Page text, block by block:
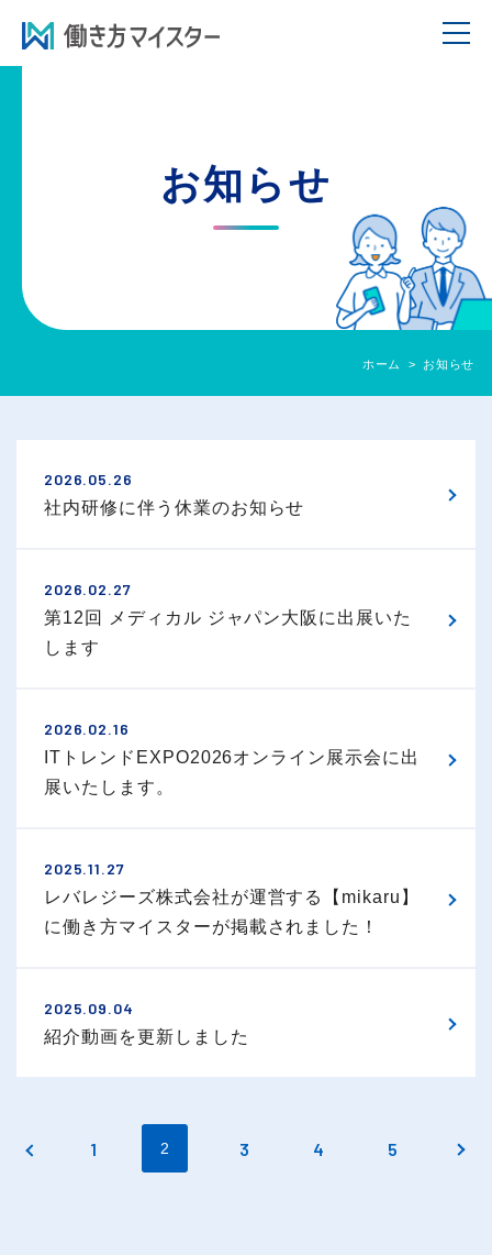
お知らせ
ホーム お知らせ
2026.05.26
社内研修に伴う休業のお知らせ
2026.02.27
第12回 メディカル ジャパン大阪に出展いた
します
2026.02.16
ITトレンドEXPO2026オンライン展示会に出
展いたします。
2025.11.27
レバレジーズ株式会社が運営する【mikaru】
に働き方マイスターが掲載されました！
2025.09.04
紹介動画を更新しました
1 2 3 4 5